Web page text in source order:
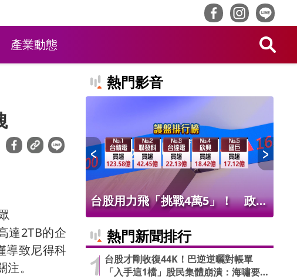
產業動態
達2TB的企
導致尼得科
。
熱門影音
接班
台股用力飛「挑戰4萬5」！ 政府
熱門新聞排行
台股才剛收復44K！巴逆逆曬對帳單
「入手這1檔」股民集體崩潰：海嘯要